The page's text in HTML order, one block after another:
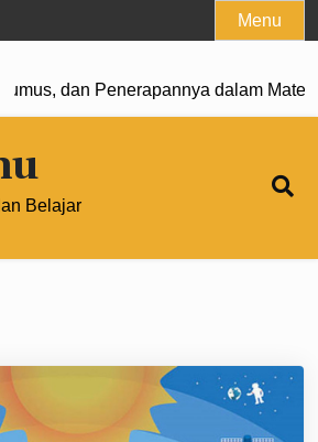
Menu
dan Penerapannya dalam
Belajar